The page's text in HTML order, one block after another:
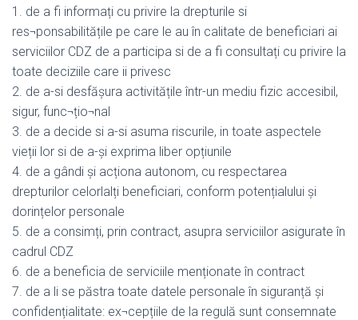
1. de a fi informați cu privire la drepturile si
res¬ponsabilitățile pe care le au în calitate de beneficiari ai
serviciilor CDZ de a participa si de a fi consultați cu privire la
toate deciziile care ii privesc
2. de a-si desfășura activitățile într-un mediu fizic accesibil,
sigur, func¬țio¬nal
3. de a decide si a-si asuma riscurile, in toate aspectele
vieții lor si de a-și exprima liber opțiunile
4. de a gândi și acționa autonom, cu respectarea
drepturilor celorlalți beneficiari, conform potențialului și
dorințelor personale
5. de a consimți, prin contract, asupra serviciilor asigurate în
cadrul CDZ
6. de a beneficia de serviciile menționate în contract
7. de a li se păstra toate datele personale în siguranță și
confidențialitate: ex¬cepțiile de la regulă sunt consemnate